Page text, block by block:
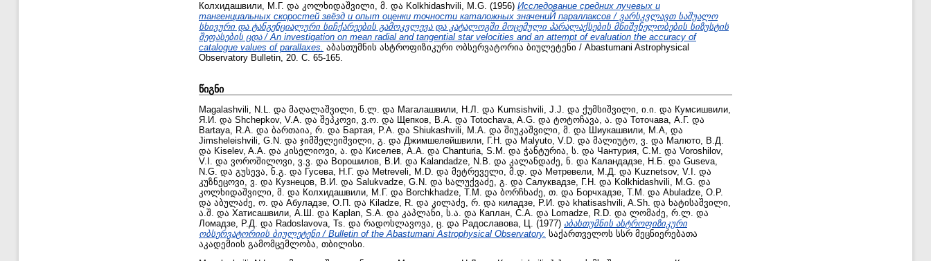
Колхидашвили, М.Г. და კოლხიდაშვილი, მ. და Kolkhidashvili, M.G. (1956) Исследование средних лучевых и
тангенциальных скоростей звёзд и опыт оценки точности каталожных значениЙ параллаксов / ვარსკვლავთ საშუალო
სხივური და ტანგენციალური სიჩქარეების გამოკვლევა და კატალოგში მოცემული პარალაქსების მნიშვნელობების სიზუსტის
შეფასების ცდა / An investigation on mean radial and tangential star velocities and an attempt of evaluation the accuracy of
catalogue values of parallaxes. აბასთუმნის ასტროფიზიკური ობსერვატორია ბიულეტენი / Abastumani Astrophysical
Observatory Bulletin, 20. С. 65-165.
წიგნი
Magalashvili, N.L. და მაღალაშვილი, ნ.ლ. და Магалашвили, Н.Л. და Kumsishvili, J.J. და ქუმსიშვილი, ი.ი. და Кумсишвили,
Я.И. და Shchepkov, V.A. და შეპკოვი, ვ.ო. და Щепков, В.А. და Totochava, A.G. და ტოტოჩავა, ა. და Тоточава, А.Г. და
Bartaya, R.A. და ბართაია, რ. და Бартая, Р.А. და Shiukashvili, M.A. და შიუკაშვილი, მ. და Шиукашвили, М.А, და
Jimsheleishvili, G.N. და ჯიმშელეიშვილი, გ. და Джимшелейшвили, Г.Н. და Malyuto, V.D. და მალიუტო, ვ. და Малюто, В.Д.
და Kiselev, A.A. და კისელიოვი, ა. და Киселев, А.А. და Chanturia, S.M. და ჭანტურია, ს. და Чантурия, С.М. და Voroshilov,
V.I.
და ვოროშილოვი, ვ.ვ. და Ворошилов, В.И. და Kalandadze, N.B. და კალანდაძე, ნ. და Каландадзе, Н.Б. და Guseva,
N.G. და გუსევა, ნ.გ. და Гусева, Н.Г. და Metreveli, M.D. და მეტრეველი, მ.დ. და Метревели, М.Д. და Kuznetsov, V.I.
და
კუზნეცოვი, ვ. და Кузнецов, В.И. და Salukvadze, G.N. და სალუქვაძე, გ. და Салуквадзе, Г.Н. და Kolkhidashvili, M.G. და
კოლხიდაშვილი, მ. და Колхидашвили, М.Г. და Borchkhadze, T.M. და ბორჩხაძე, თ. და Борчхадзе, Т.М. და Abuladze, O.P.
და აბულაძე, ო. და Абуладзе, О.П. და Kiladze, R. და კილაძე, რ. და киладзе, Р.И. და khatisashvili, A.Sh. და ხატისაშვილი,
ა.შ. და Хатисашвили, А.Ш. და Kaplan, S.A. და კაპლანი, ს.ა. და Каплан, С.А. და Lomadze, R.D. და ლომაძე, რ.ლ. და
Ломадзе, Р.Д.
და Radoslavova, Ts. და რადოსლავოვა, ც. და Радославова, Ц. (1977) აბასთუმნის ასტროფიზიკური
ობსერვატორიის ბიულეტენი / Bulletin of the Abastumani Astrophysical Observatory. საქართველოს სსრ მეცნიერებათა
აკადემიის გამომცემლობა, თბილისი.